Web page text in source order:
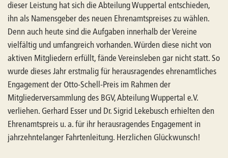
dieser Leistung hat sich die Abteilung Wuppertal entschieden,
ihn als Namensgeber des neuen Ehrenamtspreises zu wählen.
Denn auch heute sind die Aufgaben innerhalb der Vereine
vielfältig und umfangreich vorhanden. Würden diese nicht von
aktiven Mitgliedern erfüllt, fände Vereinsleben gar nicht statt. So
wurde dieses Jahr erstmalig für herausragendes ehrenamtliches
Engagement der Otto-Schell-Preis im Rahmen der
Mitgliederversammlung des BGV, Abteilung Wuppertal e.V.
verliehen. Gerhard Esser und Dr. Sigrid Lekebusch erhielten den
Ehrenamtspreis u. a. für ihr herausragendes Engagement in
jahrzehntelanger Fahrtenleitung. Herzlichen Glückwunsch!